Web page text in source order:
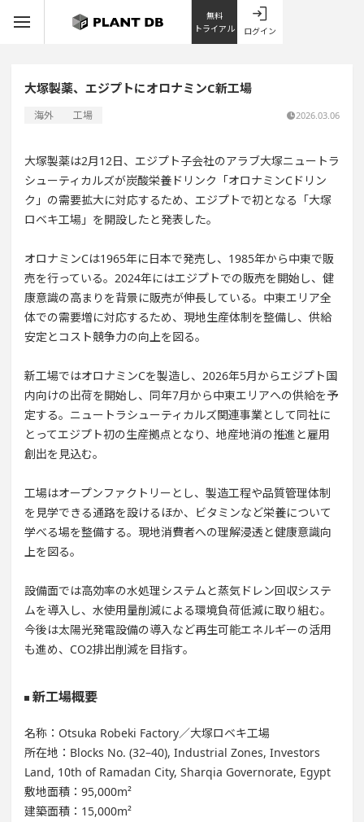
無料
トライアル
ログイン
大塚製薬、エジプトにオロナミンC新工場
海外 工場 2026.03.06
大塚製薬は2月12日、エジプト子会社のアラブ大塚ニュートラ
シューティカルズが炭酸栄養ドリンク「オロナミンCドリン
ク」の需要拡大に対応するため、エジプトで初となる「大塚
ロベキ工場」を開設したと発表した。
オロナミンCは1965年に日本で発売し、1985年から中東で販
売を行っている。2024年にはエジプトでの販売を開始し、健
康意識の高まりを背景に販売が伸長している。中東エリア全
体での需要増に対応するため、現地生産体制を整備し、供給
安定とコスト競争力の向上を図る。
新工場ではオロナミンCを製造し、2026年5月からエジプト国
内向けの出荷を開始し、同年7月から中東エリアへの供給を予
定する。ニュートラシューティカルズ関連事業として同社に
とってエジプト初の生産拠点となり、地産地消の推進と雇用
創出を見込む。
工場はオープンファクトリーとし、製造工程や品質管理体制
を見学できる通路を設けるほか、ビタミンなど栄養について
学べる場を整備する。現地消費者への理解浸透と健康意識向
上を図る。
設備面では高効率の水処理システムと蒸気ドレン回収システ
ムを導入し、水使用量削減による環境負荷低減に取り組む。
今後は太陽光発電設備の導入など再生可能エネルギーの活用
も進め、CO2排出削減を目指す。
新工場概要
名称：Otsuka Robeki Factory／大塚ロベキ工場
所在地：Blocks No. (32–40), Industrial Zones, Investors
Land, 10th of Ramadan City, Sharqia Governorate, Egypt
敷地面積：95,000m²
建築面積：15,000m²